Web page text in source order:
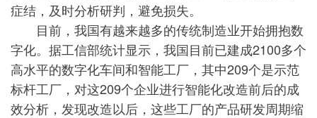
症结，及时分析研判，避免损失。
目前，我国有越来越多的传统制造业开始拥抱数
字化。据工信部统计显示，我国目前已建成2100多个
高水平的数字化车间和智能工厂，其中209个是示范
标杆工厂，对这209个企业进行智能化改造前后的成
效分析，发现改造以后，这些工厂的产品研发周期缩